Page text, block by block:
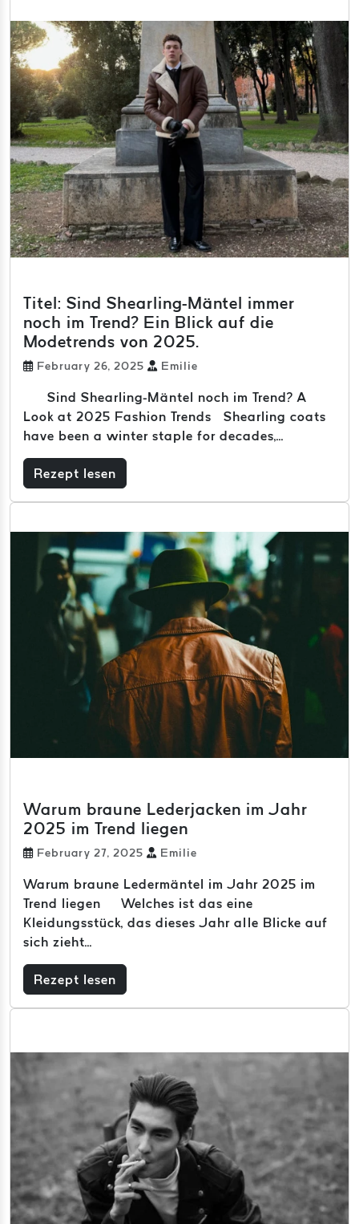
Titel: Sind Shearling-Mäntel immer
noch im Trend? Ein Blick auf die
Modetrends von 2025.
February 26, 2025 Emilie
Sind Shearling-Mäntel noch im Trend? A
Look at 2025 Fashion Trends Shearling coats
have been a winter staple for decades,...
Rezept lesen
Warum braune Lederjacken im Jahr
2025 im Trend liegen
February 27, 2025 Emilie
Warum braune Ledermäntel im Jahr 2025 im
Trend liegen Welches ist das eine
Kleidungsstück, das dieses Jahr alle Blicke auf
sich zieht...
Rezept lesen